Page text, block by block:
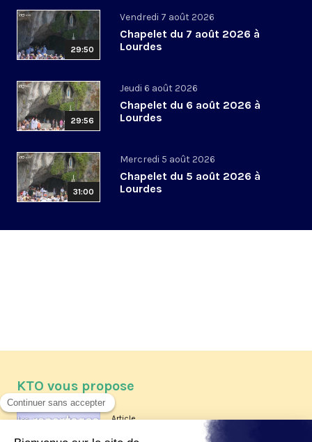
29:50
Vendredi 7 août 2026
Chapelet du 7 août 2026 à
Lourdes
29:56
Jeudi 6 août 2026
Chapelet du 6 août 2026 à
Lourdes
31:00
Mercredi 5 août 2026
Chapelet du 5 août 2026 à
Lourdes
KTO vous propose
Article
Les reportages d'été 2026 de KTO